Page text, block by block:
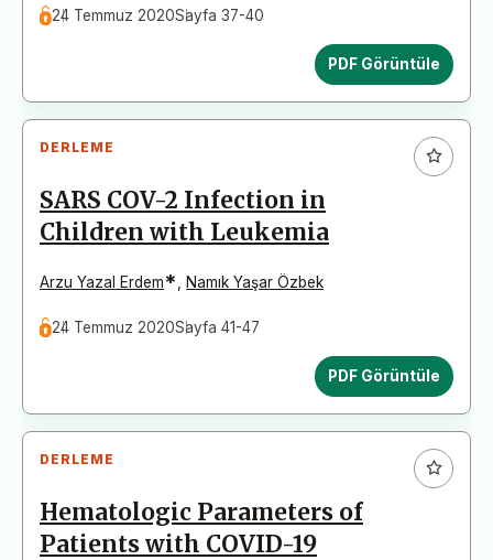
24 Temmuz 2020Sayfa 37-40
PDF Görüntüle
DERLEME
SARS COV-2 Infection in
Children with Leukemia
Arzu Yazal Erdem* Namık Yaşar Özbek
24 Temmuz 2020Sayfa 41-47
PDF Görüntüle
DERLEME
Hematologic Parameters of
Patients with COVID-19